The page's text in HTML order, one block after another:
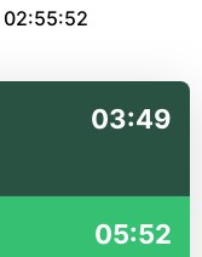
02:55:52
03:49
05:52